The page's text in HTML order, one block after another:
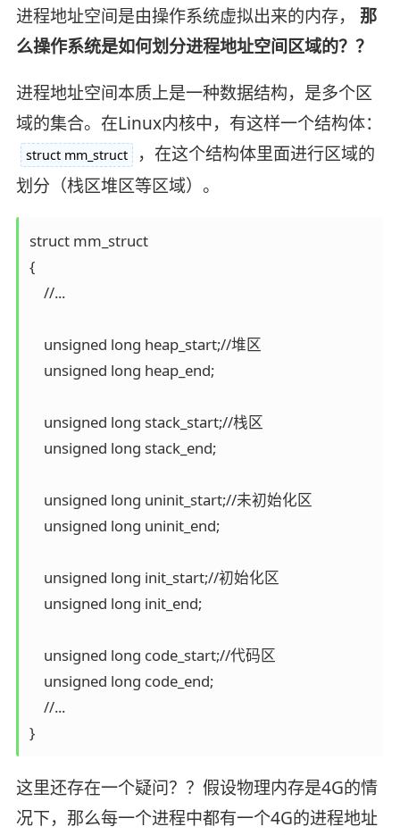
进程地址空间是由操作系统虚拟出来的内存， 那
么操作系统是如何划分进程地址空间区域的？？
进程地址空间本质上是一种数据结构，是多个区
域的集合。在Linux内核中，有这样一个结构体：
struct mm_struct
，在这个结构体里面进行区域的
划分（栈区堆区等区域）。
struct mm_struct
{
    //...
    unsigned long heap_start;//堆区
    unsigned long heap_end;
    unsigned long stack_start;//栈区
    unsigned long stack_end;
    unsigned long uninit_start;//未初始化区
    unsigned long uninit_end;
    unsigned long init_start;//初始化区
    unsigned long init_end;
    unsigned long code_start;//代码区
    unsigned long code_end;
    //...
}
这里还存在一个疑问？？假设物理内存是4G的情
况下，那么每一个进程中都有一个4G的进程地址